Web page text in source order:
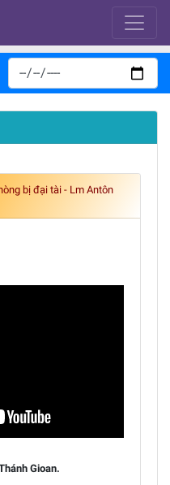
bị đại tài - Lm Antôn
Gioan.